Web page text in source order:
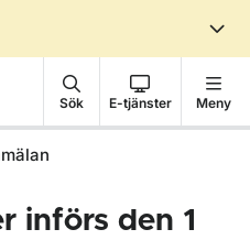
Sök E-tjänster Meny
införs den 1